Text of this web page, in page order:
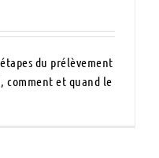
du prélèvement
comment et quand le